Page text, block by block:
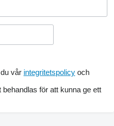
vår integritetspolicy och
för att kunna ge ett